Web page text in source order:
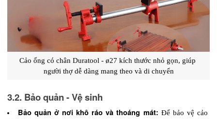
Cảo ống có chân Duratool - ø27 kích thước nhỏ gọn, giúp
người thợ dễ dàng mang theo và di chuyển
3.2. Bảo quản - Vệ sinh
Bảo quản ở nơi khô ráo và thoáng mát: Để bảo vệ cảo